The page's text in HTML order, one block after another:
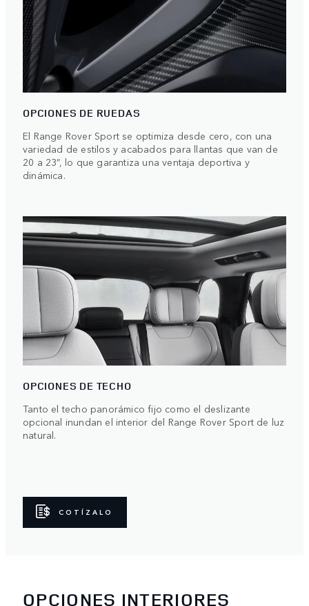
OPCIONES DE RUEDAS
El Range Rover Sport se optimiza desde cero, con una
variedad de estilos y acabados para llantas que van de
20 a 23”, lo que garantiza una ventaja deportiva y
dinámica.
OPCIONES DE TECHO
Tanto el techo panorámico fijo como el deslizante
opcional inundan el interior del Range Rover Sport de luz
natural.
COTÍZALO
OPCIONES INTERIORES